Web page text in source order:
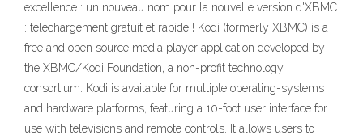
excellence : un nouveau nom pour la nouvelle version d'XBMC
: téléchargement gratuit et rapide ! Kodi (formerly XBMC) is a
free and open source media player application developed by
the XBMC/Kodi Foundation, a non-profit technology
consortium. Kodi is available for multiple operating-systems
and hardware platforms, featuring a 10-foot user interface for
use with televisions and remote controls. It allows users to